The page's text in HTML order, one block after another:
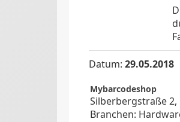
Datum: 29.05.2018
Mybarcodeshop
Silberbergstraße 2,
Branchen: